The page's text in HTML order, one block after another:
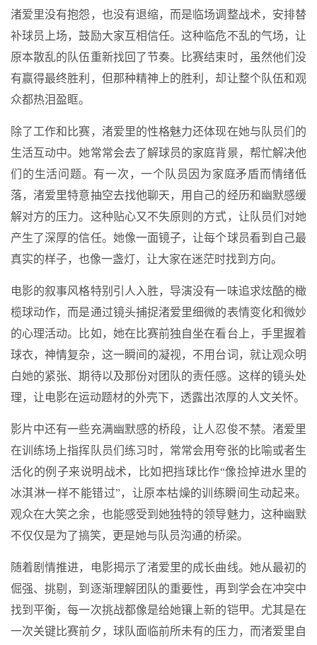
渚爱里没有抱怨，也没有退缩，而是临场调整战术，安排替
补球员上场，鼓励大家互相信任。这种临危不乱的气场，让
原本散乱的队伍重新找回了节奏。比赛结束时，虽然他们没
有赢得最终胜利，但那种精神上的胜利，却让整个队伍和观
众都热泪盈眶。
除了工作和比赛，渚爱里的性格魅力还体现在她与队员们的
生活互动中。她常常会去了解球员的家庭背景，帮忙解决他
们的生活问题。有一次，一个队员因为家庭矛盾而情绪低
落，渚爱里特意抽空去找他聊天，用自己的经历和幽默感缓
解对方的压力。这种贴心又不失原则的方式，让队员们对她
产生了深厚的信任。她像一面镜子，让每个球员看到自己最
真实的样子，也像一盏灯，让大家在迷茫时找到方向。
电影的叙事风格特别引人入胜，导演没有一味追求炫酷的橄
榄球动作，而是通过镜头捕捉渚爱里细微的表情变化和微妙
的心理活动。比如，她在比赛前独自坐在看台上，手里握着
球衣，神情复杂，这一瞬间的凝视，不用台词，就让观众明
白她的紧张、期待以及那份对团队的责任感。这样的镜头处
理，让电影在运动题材的外壳下，透露出浓厚的人文关怀。
影片中还有一些充满幽默感的桥段，让人忍俊不禁。渚爱里
在训练场上指挥队员们练习时，常常会用夸张的比喻或者生
活化的例子来说明战术，比如把挡球比作“像捡掉进水里的
冰淇淋一样不能错过”，让原本枯燥的训练瞬间生动起来。
观众在大笑之余，也能感受到她独特的领导魅力，这种幽默
不仅仅是为了搞笑，更是她与队员沟通的桥梁。
随着剧情推进，电影揭示了渚爱里的成长曲线。她从最初的
倔强、挑剔，到逐渐理解团队的重要性，再到学会在冲突中
找到平衡，每一次挑战都像是给她镶上新的铠甲。尤其是在
一次关键比赛前夕，球队面临前所未有的压力，而渚爱里自